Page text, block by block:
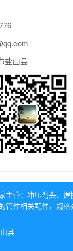
盐山县
营： 冲压弯头、 焊
管件相关配件，规格
县